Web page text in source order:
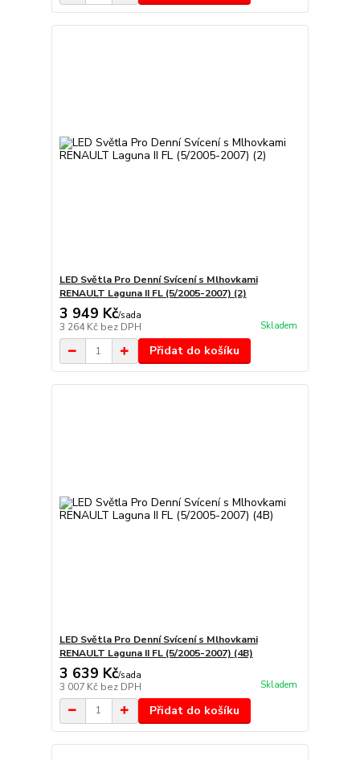
LED Světla Pro Denní Svícení s Mlhovkami
RENAULT Laguna II FL (5/2005-2007) (2)
3 949 Kč/sada
3 264 Kč bez DPH Skladem
Přidat do košíku
LED Světla Pro Denní Svícení s Mlhovkami
RENAULT Laguna II FL (5/2005-2007) (4B)
3 639 Kč/sada
3 007 Kč bez DPH Skladem
Přidat do košíku